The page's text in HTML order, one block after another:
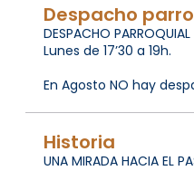
Despacho
DESPACHO PARROQUIAL
Lunes de 17’30 a 19h.
En Agosto NO hay
Historia
UNA MIRADA HACIA EL